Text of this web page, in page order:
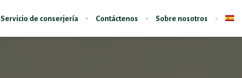
Servicio de conserjería Contáctenos Sobre nosotros